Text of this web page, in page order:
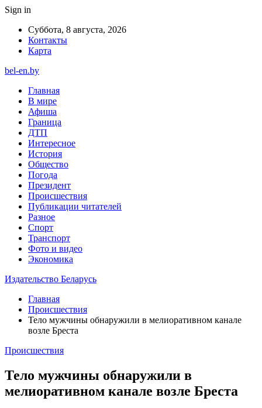
Sign in
Суббота, 8 августа, 2026
Контакты
Карта
bel-en.by
Главная
В мире
Афиша
Граница
ДТП
Интересное
История
Общество
Погода
Президент
Происшествия
Публикации читателей
Разное
Спорт
Транспорт
Фото и видео
Экономика
Издательство Беларусь
Главная
Происшествия
Тело мужчины обнаружили в мелиоративном канале
возле Бреста
Происшествия
Тело мужчины обнаружили в
мелиоративном канале возле Бреста